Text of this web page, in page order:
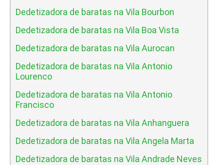
Dedetizadora de baratas na Vila Bourbon
Dedetizadora de baratas na Vila Boa Vista
Dedetizadora de baratas na Vila Aurocan
Dedetizadora de baratas na Vila Antonio
Lourenco
Dedetizadora de baratas na Vila Antonio
Francisco
Dedetizadora de baratas na Vila Anhanguera
Dedetizadora de baratas na Vila Angela Marta
Dedetizadora de baratas na Vila Andrade Neves